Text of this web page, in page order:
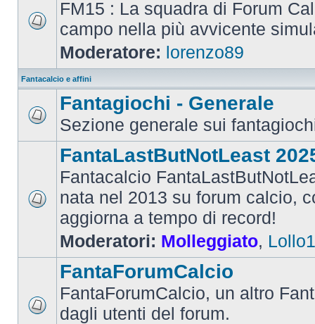
FM15 : La squadra di Forum
campo nella più avvicente
Moderatore: lorenzo89
Fantacalcio e affini
Fantagiochi - Generale
Sezione generale sui
FantaLastButNotLeast
Fantacalcio
nata nel 2013 su forum calcio,
aggiorna a tempo di record!
Moderatori: Molleggiato,
FantaForumCalcio
FantaForumCalcio, un altro
dagli utenti del forum.